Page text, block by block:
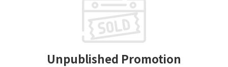
Unpublished Promotion